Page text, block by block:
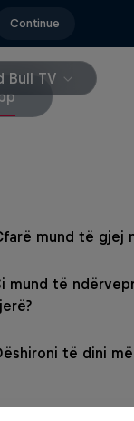
Continue
Bull TV
mund të gjej
mund të
të dini më